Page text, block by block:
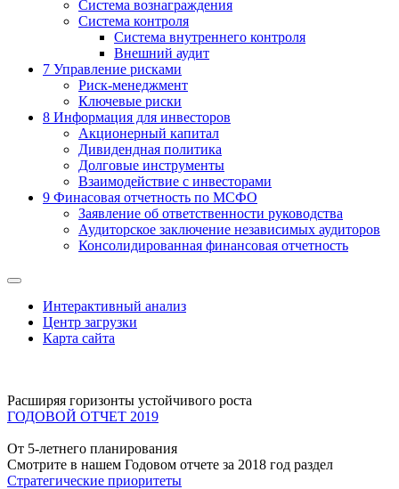
Система вознаграждения
Система контроля
Система внутреннего контроля
Внешний аудит
7 Управление рисками
Риск-менеджмент
Ключевые риски
8 Информация для инвесторов
Акционерный капитал
Дивидендная политика
Долговые инструменты
Взаимодействие с инвеcторами
9 Финасовая отчетность по МСФО
Заявление об ответственности руководства
Аудиторское заключение независимых аудиторов
Консолидированная финансовая отчетность
Интерактивный анализ
Центр загрузки
Карта сайта
Расширяя горизонты устойчивого роста
ГОДОВОЙ ОТЧЕТ 2019
От 5-летнего планирования
Смотрите в нашем Годовом отчете за 2018 год раздел
Стратегические приоритеты